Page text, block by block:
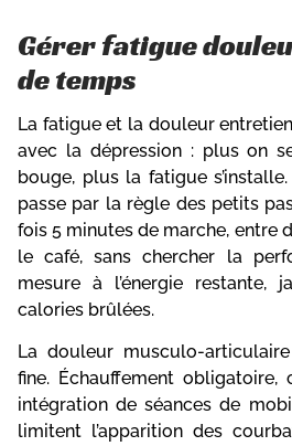
Gérer fatigue
de temps
La fatigue et la douleur
avec la dépression : plus on
bouge, plus la fatigue
passe par la règle des petits
fois 5 minutes de marche, entre
le café, sans chercher la
mesure à l’énergie restante,
calories brûlées.
La douleur musculo-
fine. Échauffement obligatoire,
intégration de séances de
limitent l’apparition des